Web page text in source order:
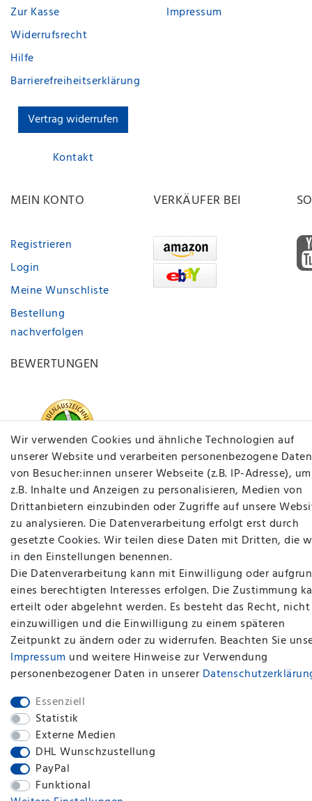
Zur Kasse
Widerrufsrecht
Hilfe
Barrierefreiheitserklärung
Vertrag widerrufen
Kontakt
Impressum
MEIN KONTO
Registrieren
Login
Meine Wunschliste
Bestellung
nachverfolgen
VERKÄUFER BEI
BEWERTUNGEN
Wir verwenden Cookies und ähnliche Technologien auf
unserer Website und verarbeiten personenbezogene Daten
von Besucher:innen unserer Webseite (z.B. IP-Adresse), um
z.B. Inhalte und Anzeigen zu personalisieren, Medien von
Drittanbietern einzubinden oder Zugriffe auf unsere
zu analysieren. Die Datenverarbeitung erfolgt erst durch
gesetzte Cookies. Wir teilen diese Daten mit Dritten, die
in den Einstellungen benennen.
Die Datenverarbeitung kann mit Einwilligung oder
eines berechtigten Interesses erfolgen. Die Zustimmung
erteilt oder abgelehnt werden. Es besteht das Recht, nicht
einzuwilligen und die Einwilligung zu einem späteren
Zeitpunkt zu ändern oder zu widerrufen. Beachten Sie
Impressum und weitere Hinweise zur Verwendung
personenbezogener Daten in unserer
Essenziell
Statistik
Externe Medien
DHL Wunschzustellung
PayPal
Funktional
plentymarkets Template von Plenty Lions
BACK TO TOP